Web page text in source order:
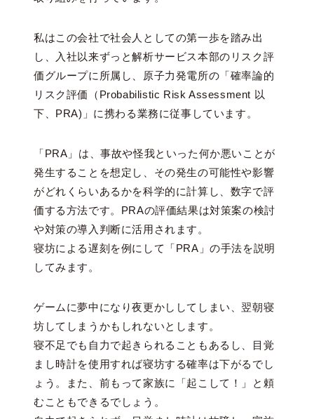
私はこの会社で社会人としての第一歩を踏み出
し、入社以来ずっと解析サービス本部のリスク評
価グループに所属し、原子力発電所の「確率論的
リスク評価（Probabilistic Risk Assessment 以
下、PRA)」に携わる業務に従事しています。
「PRA」は、事故や怪我といった何か悪いことが
発生することを想定し、その発生の可能性や影響
がどれくらいあるかを科学的に計算し、数字で評
価する方法です。PRAの評価結果は対策案の検討
や対策の導入判断に活用されます。
寝坊による遅刻を例にして「PRA」の手法を説明
してみます。
ゲームに夢中になり夜更かししてしまい、翌朝寝
坊してしまうかもしれないとします。
寝不足でも自力で起きられることもあるし、目覚
まし時計を使用すれば寝坊する確率は下がるでし
ょう。また、前もって家族に「起こして！」と頼
むこともできるでしょう。